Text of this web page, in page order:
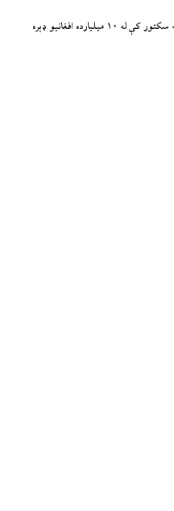
“تېر کال د کانونو په سکتور کې له ۱۰ میلیارده افغانیو ډېره